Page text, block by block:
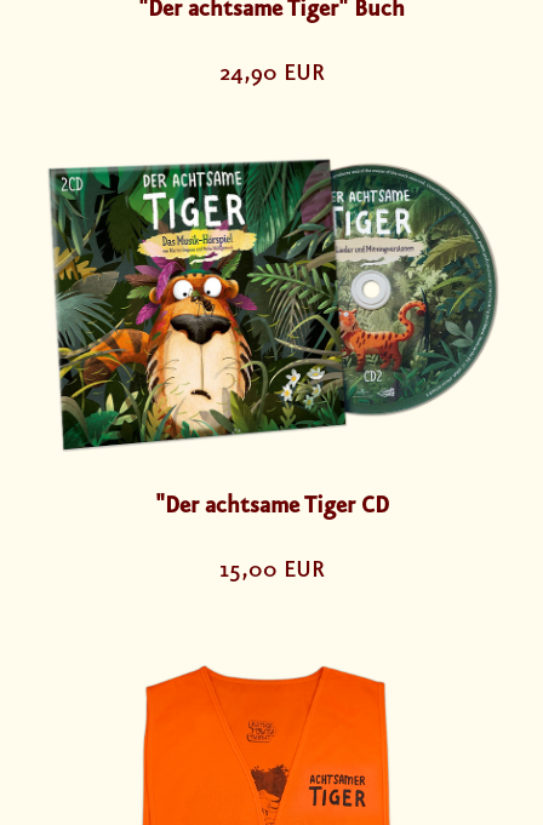
"Der achtsame Tiger" Buch
24,90 EUR
"Der achtsame Tiger CD
15,00 EUR